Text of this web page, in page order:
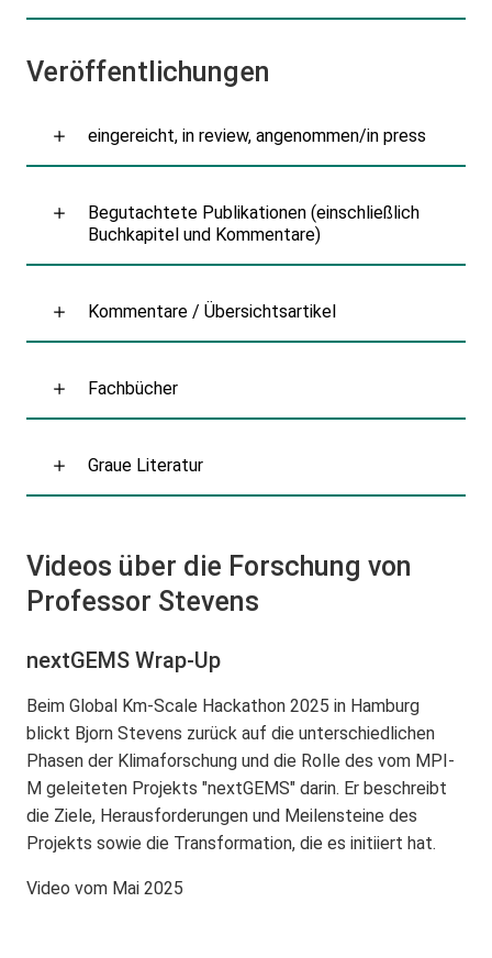
Veröffentlichungen
eingereicht, in review, angenommen/in press
Begutachtete Publikationen (einschließlich
Buchkapitel und Kommentare)
Kommentare / Übersichtsartikel
Fachbücher
Graue Literatur
Videos über die Forschung von
Professor Stevens
nextGEMS Wrap-Up
Beim Global Km-Scale Hackathon 2025 in Hamburg
blickt Bjorn Stevens zurück auf die unterschiedlichen
Phasen der Klimaforschung und die Rolle des vom MPI-
M geleiteten Projekts "nextGEMS" darin. Er beschreibt
die Ziele, Herausforderungen und Meilensteine des
Projekts sowie die Transformation, die es initiiert hat.
Video vom Mai 2025